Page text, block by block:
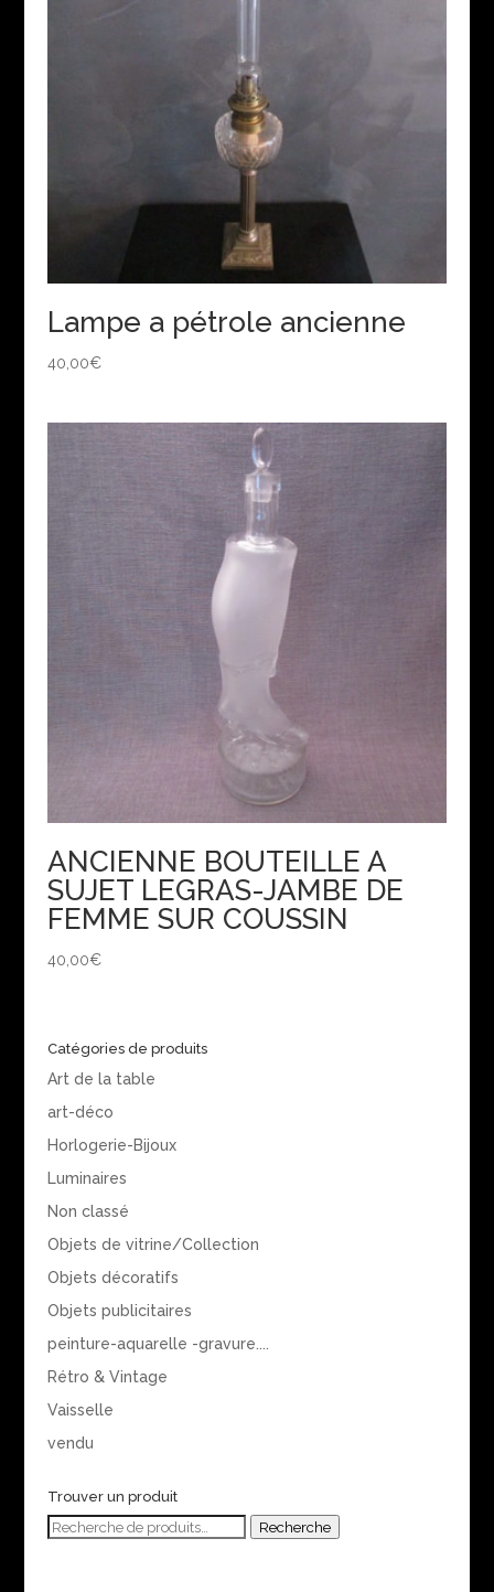
Lampe a pétrole ancienne
40,00€
ANCIENNE BOUTEILLE A
SUJET LEGRAS-JAMBE DE
FEMME SUR COUSSIN
40,00€
Catégories de produits
Art de la table
art-déco
Horlogerie-Bijoux
Luminaires
Non classé
Objets de vitrine/Collection
Objets décoratifs
Objets publicitaires
peinture-aquarelle -gravure....
Rétro & Vintage
Vaisselle
vendu
Trouver un produit
Recherche
Recherche